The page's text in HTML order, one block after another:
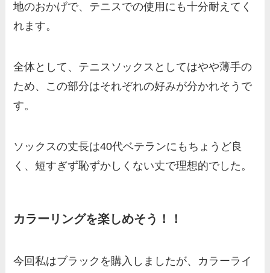
地のおかげで、テニスでの使用にも十分耐えてく
れます。
全体として、テニスソックスとしてはやや薄手の
ため、この部分はそれぞれの好みが分かれそうで
す。
ソックスの丈長は40代ベテランにもちょうど良
く、短すぎず恥ずかしくない丈で理想的でした。
カラーリングを楽しめそう！！
今回私はブラックを購入しましたが、カラーライ